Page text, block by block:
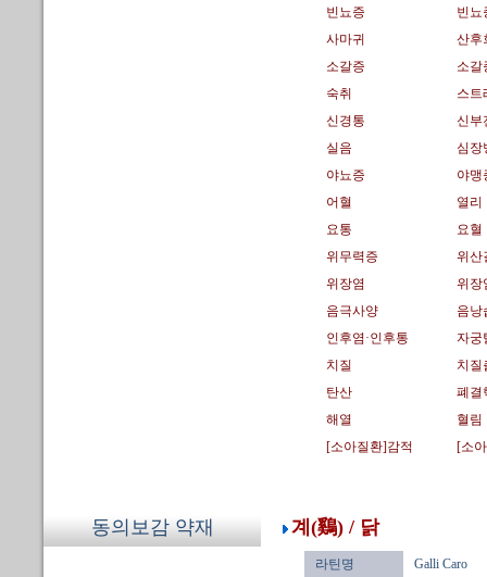
빈뇨증
빈뇨
사마귀
산후
소갈증
소갈
숙취
스트
신경통
신부
실음
심장
야뇨증
야맹
어혈
열리
요통
요혈
위무력증
위산
위장염
위장
음극사양
음낭
인후염·인후통
자궁
치질
치질
탄산
폐결
해열
혈림
[소아질환]감적
[소
동의보감 약재 계(鷄) / 닭
라틴명
Galli Caro